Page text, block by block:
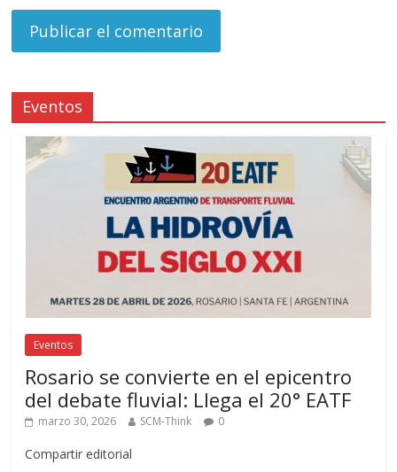
Eventos
Eventos
Rosario se convierte en el epicentro
del debate fluvial: Llega el 20° EATF
marzo 30, 2026 SCM-Think 0
Compartir editorial